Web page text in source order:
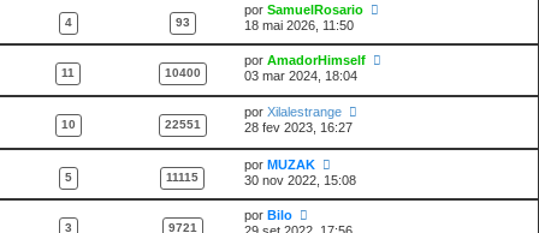
4 93
por SamuelRosario
18 mai 2026, 11:50
11 10400
por AmadorHimself
03 mar 2024, 18:04
10 22551
por Xilalestrange
28 fev 2023, 16:27
5 11115
por MUZAK
30 nov 2022, 15:08
3 9721
por Bilo